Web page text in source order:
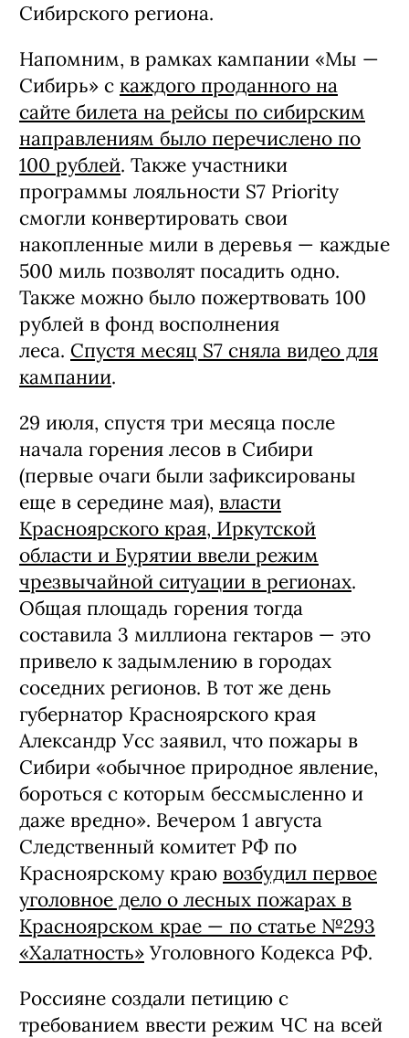
Сибирского региона.
Напомним, в рамках кампании «Мы —
Сибирь» с каждого проданного на
сайте билета на рейсы по сибирским
направлениям было перечислено по
100 рублей. Также участники
программы лояльности S7 Priority
смогли конвертировать свои
накопленные мили в деревья — каждые
500 миль позволят посадить одно.
Также можно было пожертвовать 100
рублей в фонд восполнения
леса. Спустя месяц S7 сняла видео для
кампании.
29 июля, спустя три месяца после
начала горения лесов в Сибири
(первые очаги были зафиксированы
еще в середине мая), власти
Красноярского края, Иркутской
области и Бурятии ввели режим
чрезвычайной ситуации в регионах.
Общая площадь горения тогда
составила 3 миллиона гектаров — это
привело к задымлению в городах
соседних регионов. В тот же день
губернатор Красноярского края
Александр Усс заявил, что пожары в
Сибири «обычное природное явление,
бороться с которым бессмысленно и
даже вредно». Вечером 1 августа
Следственный комитет РФ по
Красноярскому краю возбудил первое
уголовное дело о лесных пожарах в
Красноярском крае — по статье №293
«Халатность» Уголовного Кодекса РФ.
Россияне создали петицию с
требованием ввести режим ЧС на всей